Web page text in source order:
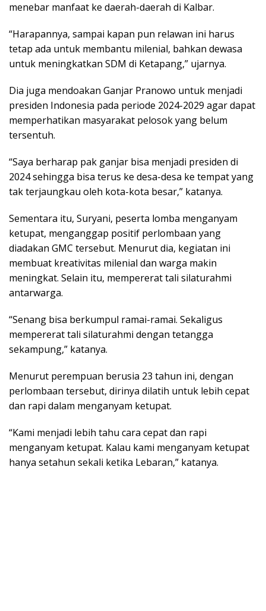
menebar manfaat ke daerah-daerah di Kalbar.
“Harapannya, sampai kapan pun relawan ini harus
tetap ada untuk membantu milenial, bahkan dewasa
untuk meningkatkan SDM di Ketapang,” ujarnya.
Dia juga mendoakan Ganjar Pranowo untuk menjadi
presiden Indonesia pada periode 2024-2029 agar dapat
memperhatikan masyarakat pelosok yang belum
tersentuh.
“Saya berharap pak ganjar bisa menjadi presiden di
2024 sehingga bisa terus ke desa-desa ke tempat yang
tak terjaungkau oleh kota-kota besar,” katanya.
Sementara itu, Suryani, peserta lomba menganyam
ketupat, menganggap positif perlombaan yang
diadakan GMC tersebut. Menurut dia, kegiatan ini
membuat kreativitas milenial dan warga makin
meningkat. Selain itu, mempererat tali silaturahmi
antarwarga.
“Senang bisa berkumpul ramai-ramai. Sekaligus
mempererat tali silaturahmi dengan tetangga
sekampung,” katanya.
Menurut perempuan berusia 23 tahun ini, dengan
perlombaan tersebut, dirinya dilatih untuk lebih cepat
dan rapi dalam menganyam ketupat.
“Kami menjadi lebih tahu cara cepat dan rapi
menganyam ketupat. Kalau kami menganyam ketupat
hanya setahun sekali ketika Lebaran,” katanya.